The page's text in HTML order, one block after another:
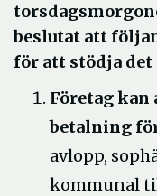
beslutat att
för att stödja
Företag kan
betalning
avlopp,
kommunal